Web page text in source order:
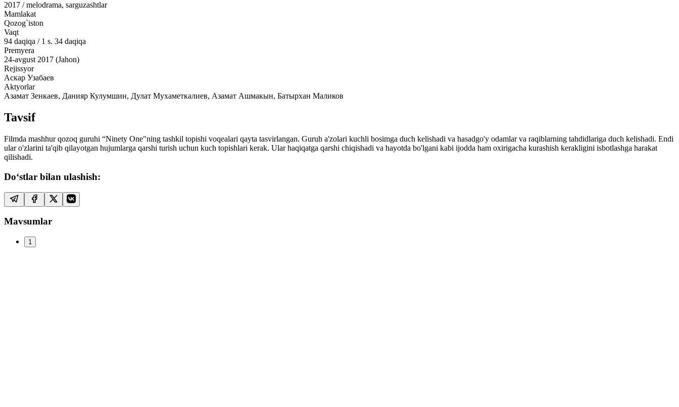
2017 / melodrama, sarguzashtlar
Mamlakat
Qozog`iston
Vaqt
94 daqiqa / 1 s. 34 daqiqa
Premyera
24-avgust 2017 (Jahon)
Rejissyor
Аскар Узабаев
Aktyorlar
Азамат Зенкаев, Данияр Кулумшин, Дулат Мухаметкалиев, Азамат Ашмакын, Батырхан Маликов
Tavsif
Filmda mashhur qozoq guruhi “Ninety One"ning tashkil topishi voqealari qayta tasvirlangan. Guruh a'zolari kuchli bosimga duch kelishadi va hasadgo'y odamlar va raqiblarning tahdidlariga duch kelishadi. Endi
ular o'zlarini ta'qib qilayotgan hujumlarga qarshi turish uchun kuch topishlari kerak. Ular haqiqatga qarshi chiqishadi va hayotda bo'lgani kabi ijodda ham oxirigacha kurashish kerakligini isbotlashga harakat
qilishadi.
Do‘stlar bilan ulashish:
Mavsumlar
1